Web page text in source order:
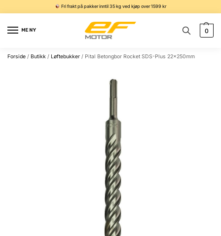
Fri frakt på pakker inntil 35 kg ved kjøp over 1599 kr
MENY 0
Forside / Butikk / Løftebukker / Pital Betongbor Rocket SDS-Plus 22x250mm